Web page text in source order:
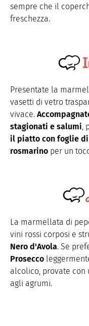
sempre che il
freschezza.
Presentate la
vasetti di vetro
vivace.
stagionati e salumi,
il piatto con foglie
rosmarino per un
La marmellata di
vini rossi corposi e
Nero d'Avola. Se
Prosecco
alcolico, provate con
agli agrumi.